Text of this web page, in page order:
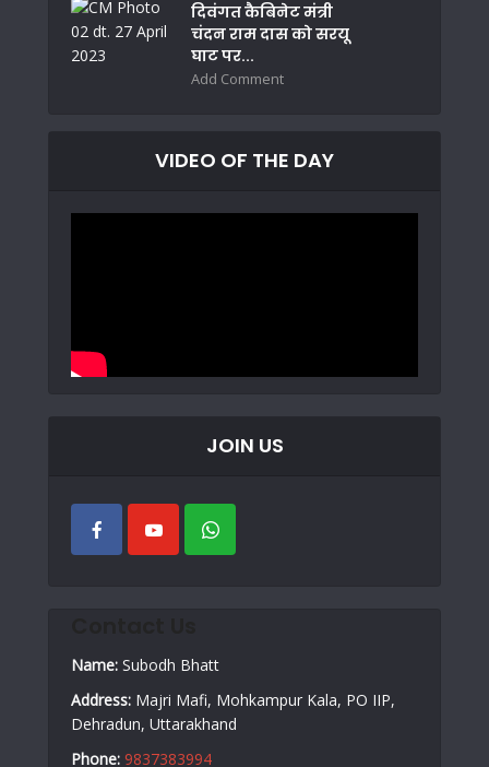
दिवंगत कैबिनेट मंत्री
चंदन राम दास को सरयू
घाट पर...
Add Comment
VIDEO OF THE DAY
JOIN US
Name: Subodh Bhatt
Address: Majri Mafi, Mohkampur Kala, PO IIP,
Dehradun, Uttarakhand
Phone: 9837383994